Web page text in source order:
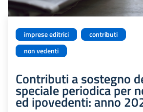
imprese editrici
contributi
non vedenti
Contributi a sostegno
speciale periodica per
ed ipovedenti: anno